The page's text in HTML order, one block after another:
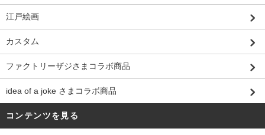
江戸絵画
カスタム
ファクトリーザジさまコラボ商品
idea of a joke さまコラボ商品
コンテンツを見る